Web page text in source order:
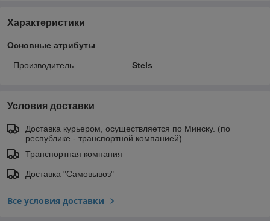
Характеристики
Основные атрибуты
Производитель Stels
Условия доставки
Доставка курьером, осуществляется по Минску. (по
республике - транспортной компанией)
Транспортная компания
Доставка "Самовывоз"
Все условия доставки